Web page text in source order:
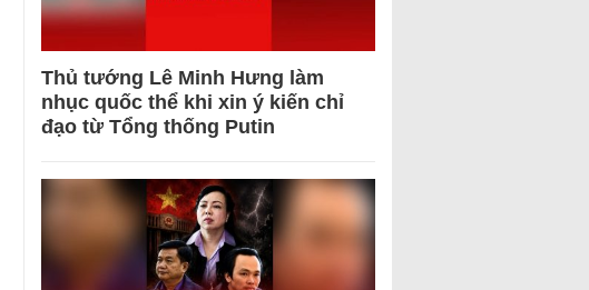
Thủ tướng Lê Minh Hưng làm
nhục quốc thể khi xin ý kiến chỉ
đạo từ Tổng thống Putin